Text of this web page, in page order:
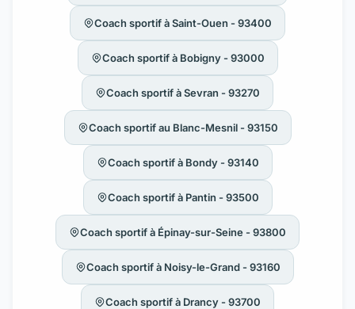
Coach sportif à Saint-Ouen - 93400
Coach sportif à Bobigny - 93000
Coach sportif à Sevran - 93270
Coach sportif au Blanc-Mesnil - 93150
Coach sportif à Bondy - 93140
Coach sportif à Pantin - 93500
Coach sportif à Épinay-sur-Seine - 93800
Coach sportif à Noisy-le-Grand - 93160
Coach sportif à Drancy - 93700